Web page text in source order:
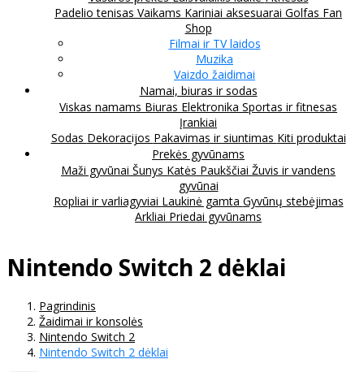
Padelio tenisas Vaikams Kariniai aksesuarai Golfas Fan
Shop
Filmai ir TV laidos
Muzika
Vaizdo žaidimai
Namai, biuras ir sodas
Viskas namams Biuras Elektronika Sportas ir fitnesas
Įrankiai
Sodas Dekoracijos Pakavimas ir siuntimas Kiti produktai
Prekės gyvūnams
Maži gyvūnai Šunys Katės Paukščiai Žuvis ir vandens
gyvūnai
Ropliai ir varliagyviai Laukinė gamta Gyvūnų stebėjimas
Arkliai Priedai gyvūnams
Nintendo Switch 2 dėklai
Pagrindinis
Žaidimai ir konsolės
Nintendo Switch 2
Nintendo Switch 2 dėklai